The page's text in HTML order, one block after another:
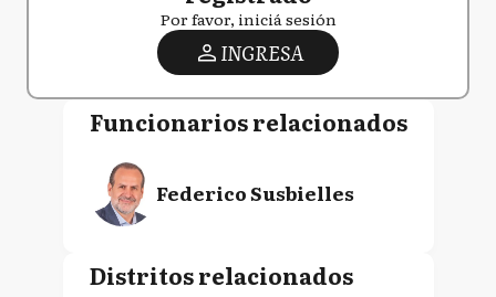
Por favor, iniciá sesión
INGRESA
Funcionarios relacionados
Federico Susbielles
Distritos relacionados